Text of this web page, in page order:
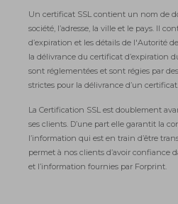
Un certificat SSL contient un nom de
société, l’adresse, la ville et le pays. Il
d’expiration et les détails de l'Autorité
la délivrance du certificat d’expiration
sont réglementées et sont régies par
strictes pour la délivrance d’un certificat.
La Certification SSL est doublement
ses clients. D’une part elle garantit la
l’information qui est en train d’être
permet à nos clients d’avoir confiance
et l’information fournies par Forprint.